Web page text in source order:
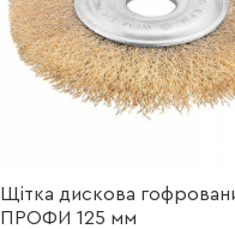
Щітка дискова
ПРОФИ 125 мм